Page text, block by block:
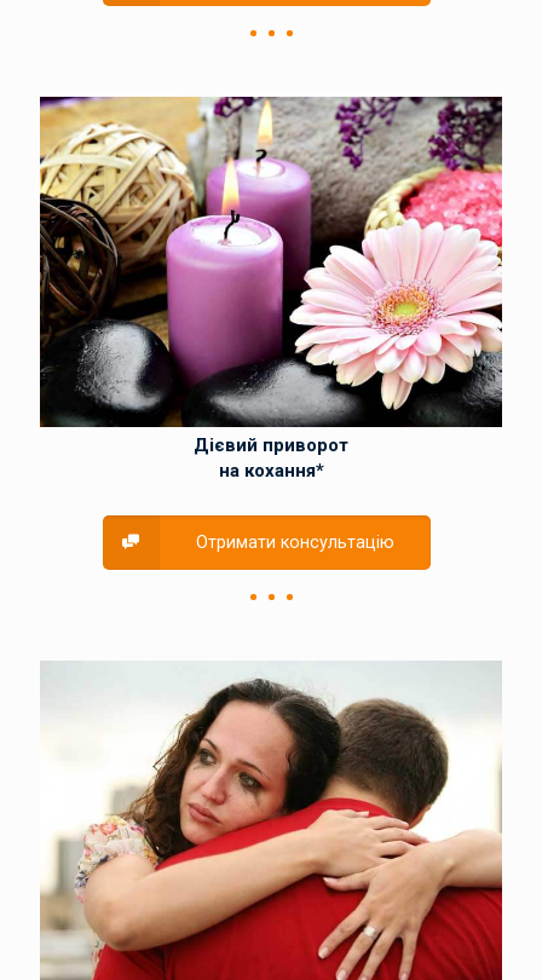
Дієвий приворот
на кохання*
Отримати консультацію